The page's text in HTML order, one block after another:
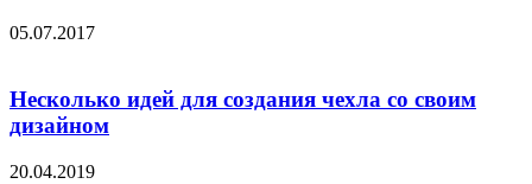
05.07.2017
Несколько идей для создания чехла со своим
дизайном
20.04.2019